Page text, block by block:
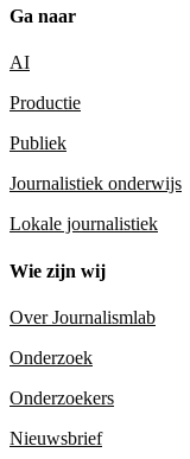
Ga naar
AI
Productie
Publiek
Journalistiek onderwijs
Lokale journalistiek
Wie zijn wij
Over Journalismlab
Onderzoek
Onderzoekers
Nieuwsbrief